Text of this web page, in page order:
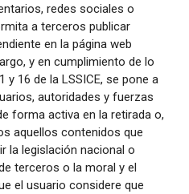
redes sociales o
a terceros publicar
en la página web
y en cumplimiento de lo
16 de la LSSICE, se pone a
autoridades y fuerzas
forma activa en la retirada o,
aquellos contenidos que
la legislación nacional o
terceros o la moral y el
el usuario considere que